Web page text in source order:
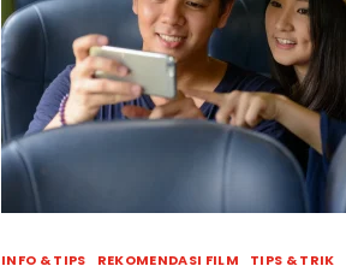
INFO & TIPS REKOMENDASI FILM TIPS & TRIK